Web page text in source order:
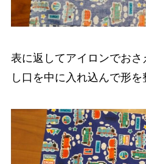
表に返してアイロンでお
し口を中に入れ込んで形を